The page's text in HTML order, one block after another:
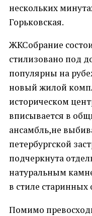
нескольких
Горьковская.
ЖКСобрание
стилизовано под
популярны на
новый жилой
историческом
вписывается в
ансамбль,не
петербургской
подчеркнута
натуральным
в стиле старинных
Помимо